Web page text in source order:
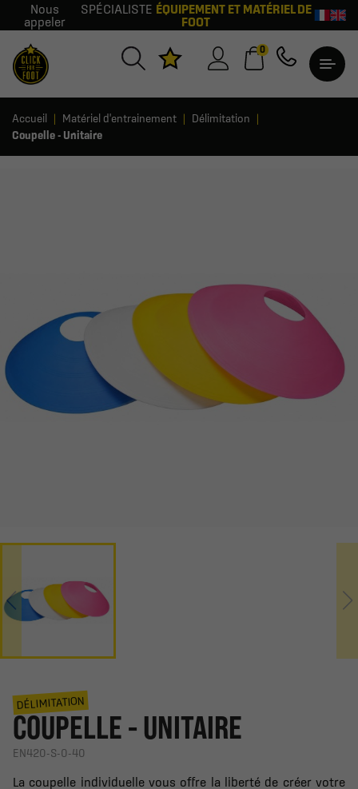
Nous
appeler
SPÉCIALISTE ÉQUIPEMENT ET MATÉRIEL DE
FOOT
0
Accueil Matériel d'entrainement
Délimitation
Coupelle - Unitaire
DÉLIMITATION
COUPELLE - UNITAIRE
EN420-S-0-40
La coupelle individuelle vous offre la liberté de créer votre